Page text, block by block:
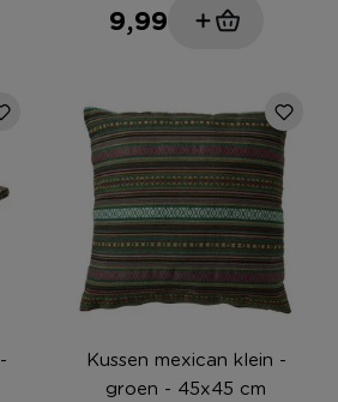
9,99
Kussen mexican klein -
groen - 45x45 cm